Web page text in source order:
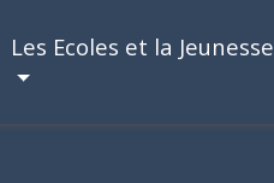
Les Ecoles et la Jeunesse